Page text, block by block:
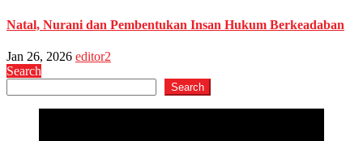
Natal, Nurani dan Pembentukan Insan Hukum Berkeadaban
Jan 26, 2026 editor2
Search
Search